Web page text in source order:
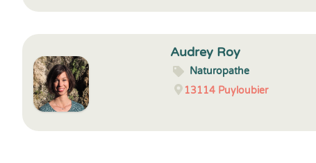
Audrey Roy
Naturopathe
13114 Puyloubier